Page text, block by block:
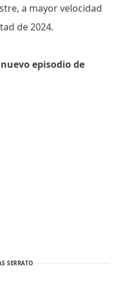
a mayor velocidad
de 2024.
episodio de
SERRATO